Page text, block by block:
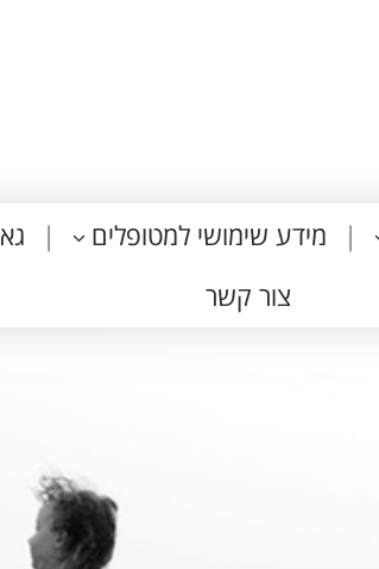
מידע שימושי למטופלים
צור קשר